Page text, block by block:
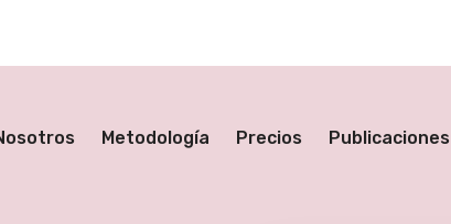
Metodología Precios Publicaciones